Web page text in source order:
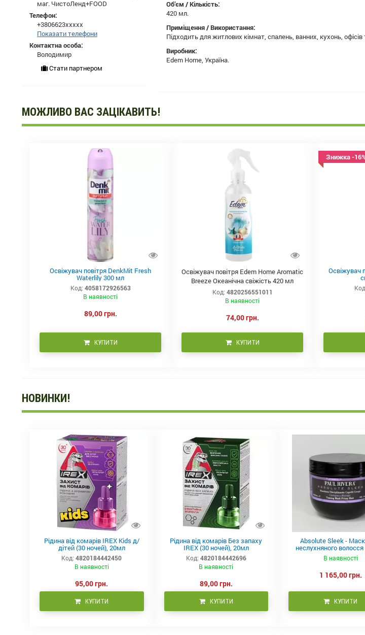
Об’єм / Кількість:
420 мл.
Приміщення / Використання:
Підходить для житлових кімнат, спалень, ванних, кухонь, офісів
Виробник:
Edem Home, Україна.
маг. ЧистоЛенд+FOOD
Телефон:
+3806623xxxxx
Показати телефони
Контактна особа:
Володимир
Стати партнером
МОЖЛИВО ВАС ЗАЦІКАВИТЬ!
Освіжувач повітря DenkMit Fresh
Waterlily 300 мл
Код: 4058172926563
В наявності
89,00 грн.
КУПИТИ
Освіжувач повітря Edem Home Aromatic
Breeze Океанічна свіжість 420 мл
Код: 4820256551011
В наявності
74,00 грн.
КУПИТИ
Знижка -
Освіжувач
НОВИНКИ!
Рідина від комарів IREX Kids д/
дітей (30 ночей), 20мл
Код: 4820184442450
В наявності
95,00 грн.
КУПИТИ
Рідина від комарів Без запаху
IREX (30 ночей), 20мл
Код: 4820184442696
В наявності
89,00 грн.
КУПИТИ
Absolute Sleek -
неслухняного
В наявності
1 165,00 грн.
КУПИТИ